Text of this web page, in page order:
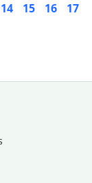
14 15 16
17